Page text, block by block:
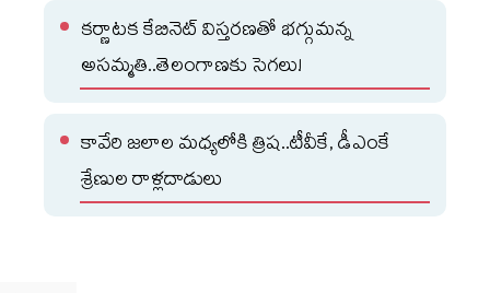
కర్ణాటక కేబినెట్ విస్తరణతో భగ్గుమన్న
అసమ్మతి..తెలంగాణకు సెగలు!
కావేరి జలాల మధ్యలోకి త్రిష..టీవీకే, డీఎంకే
శ్రేణుల రాళ్లదాడులు